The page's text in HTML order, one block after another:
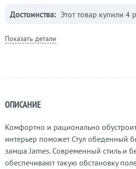
ОПИСАНИЕ
Комфортно и рационально
интерьер поможет Стул обеденный
замша James. Современный стиль и
обеспечивают такую обстановку
Достоинства: Этот товар купили 4
Показать детали